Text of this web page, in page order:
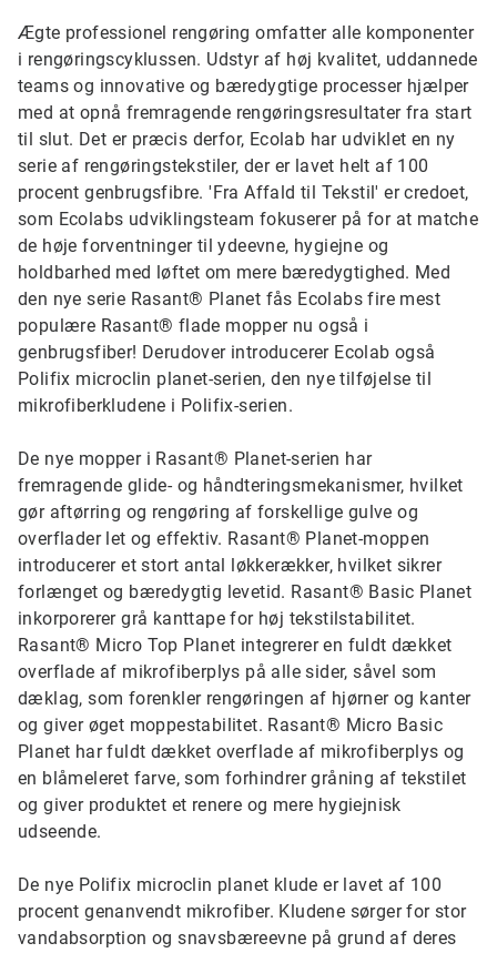
Ægte professionel rengøring omfatter alle komponenter
i rengøringscyklussen. Udstyr af høj kvalitet, uddannede
teams og innovative og bæredygtige processer hjælper
med at opnå fremragende rengøringsresultater fra start
til slut. Det er præcis derfor, Ecolab har udviklet en ny
serie af rengøringstekstiler, der er lavet helt af 100
procent genbrugsfibre. 'Fra Affald til Tekstil' er credoet,
som Ecolabs udviklingsteam fokuserer på for at matche
de høje forventninger til ydeevne, hygiejne og
holdbarhed med løftet om mere bæredygtighed. Med
den nye serie Rasant® Planet fås Ecolabs fire mest
populære Rasant® flade mopper nu også i
genbrugsfiber! Derudover introducerer Ecolab også
Polifix microclin planet-serien, den nye tilføjelse til
mikrofiberkludene i Polifix-serien.
De nye mopper i Rasant® Planet-serien har
fremragende glide- og håndteringsmekanismer, hvilket
gør aftørring og rengøring af forskellige gulve og
overflader let og effektiv. Rasant® Planet-moppen
introducerer et stort antal løkkerækker, hvilket sikrer
forlænget og bæredygtig levetid. Rasant® Basic Planet
inkorporerer grå kanttape for høj tekstilstabilitet.
Rasant® Micro Top Planet integrerer en fuldt dækket
overflade af mikrofiberplys på alle sider, såvel som
dæklag, som forenkler rengøringen af hjørner og kanter
og giver øget moppestabilitet. Rasant® Micro Basic
Planet har fuldt dækket overflade af mikrofiberplys og
en blåmeleret farve, som forhindrer gråning af tekstilet
og giver produktet et renere og mere hygiejnisk
udseende.
De nye Polifix microclin planet klude er lavet af 100
procent genanvendt mikrofiber. Kludene sørger for stor
vandabsorption og snavsbæreevne på grund af deres